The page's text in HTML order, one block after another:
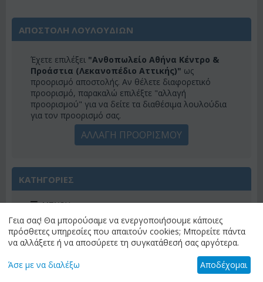
ΑΠΟΣΤΟΛΗ ΛΟΥΛΟΥΔΙΩΝ
Έχετε επιλέξει "Ανθοπωλείο Αθήνα Κέντρο &
Προάστια (Λεκανοπέδιο Αττικής)" ως
προορισμό αποστολής. Αν θέλετε διαφορετικό
προορισμό, παρακαλώ επιλέξτε "αλλαγή
προορισμού" για να δείτε τα διαθέσιμα λουλούδια
για τον προορισμό σας.
ΑΛΛΑΓΗ ΠΡΟΟΡΙΣΜΟΥ
ΚΑΤΗΓΟΡΙΕΣ
ΜΕΝΟΎ
ΠΡΟΣΦΟΡΕΣ ΕΒΔΟΜΑΔΟΣ
Γεια σας! Θα μπορούσαμε να ενεργοποιήσουμε κάποιες
πρόσθετες υπηρεσίες που απαιτούν cookies; Μπορείτε πάντα
να αλλάξετε ή να αποσύρετε τη συγκατάθεσή σας αργότερα.
Άσε με να διαλέξω Αποδέχομαι